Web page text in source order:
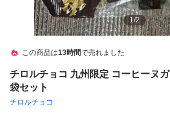
1/2
この商品は13時間で売れました
チロルチョコ 九州限定 コーヒーヌ
袋セット
チロルチョコ